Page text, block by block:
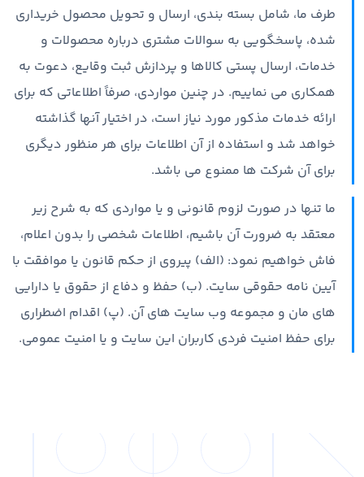
طرف ما، شامل بسته بندی، ارسال و تحویل محصول خریداری
شده، پاسخگویی به سوالات مشتری درباره محصولات و
خدمات، ارسال پستی کالاها و پردازش ثبت وقایع، دعوت به
همکاری می نماییم. در چنین مواردی، صرفاً اطلاعاتی که برای
ارائه خدمات مذکور مورد نیاز است، در اختیار آنها گذاشته
خواهد شد و استفاده از آن اطلاعات برای هر منظور دیگری
برای آن شرکت ها ممنوع می باشد.
ما تنها در صورت لزوم قانونی و یا مواردی که به شرح زیر
معتقد به ضرورت آن باشیم، اطلاعات شخصی را بدون اعلام،
فاش خواهیم نمود: (الف) پیروی از حکم قانون یا موافقت با
آیین نامه حقوقی سایت. (ب) حفظ و دفاع از حقوق یا دارایی
های مان و مجموعه وب سایت های آن. (پ) اقدام اضطراری
برای حفظ امنیت فردی کاربران این سایت و یا امنیت عمومی.